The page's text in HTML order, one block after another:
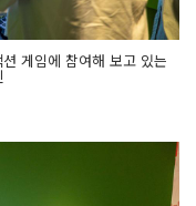
게임에 참여해 보고 있는